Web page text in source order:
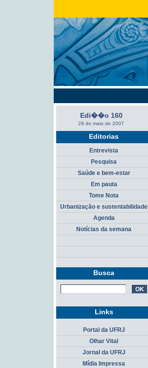
Edi��o 160
29 de maio de 2007
Editorias
Entrevista
Pesquisa
Saúde e bem-estar
Em pauta
Tome Nota
Urbanização e sustentabilidade
Agenda
Notícias da semana
Busca
Links
Portal da UFRJ
Olhar Vital
Jornal da UFRJ
Mídia Impressa